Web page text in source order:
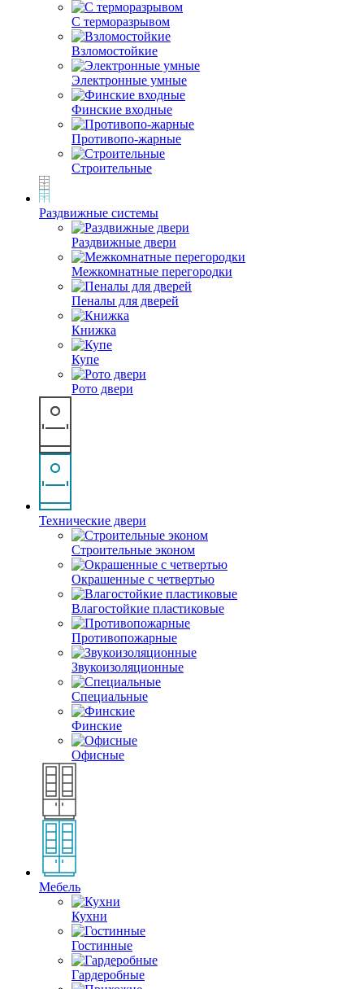
С терморазрывом
Взломостойкие
Электронные умные
Финские входные
Противопо-жарные
Строительные
Раздвижные системы
Раздвижные двери
Межкомнатные перегородки
Пеналы для дверей
Книжка
Купе
Рото двери
Технические двери
Строительные эконом
Окрашенные с четвертью
Влагостойкие пластиковые
Противопожарные
Звукоизоляционные
Специальные
Финские
Офисные
Мебель
Кухни
Гостинные
Гардеробные